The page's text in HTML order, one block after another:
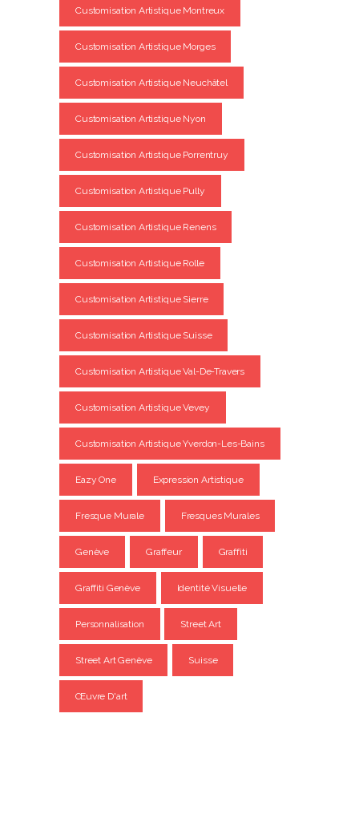
Customisation Artistique Montreux
Customisation Artistique Morges
Customisation Artistique Neuchâtel
Customisation Artistique Nyon
Customisation Artistique Porrentruy
Customisation Artistique Pully
Customisation Artistique Renens
Customisation Artistique Rolle
Customisation Artistique Sierre
Customisation Artistique Suisse
Customisation Artistique Val-De-Travers
Customisation Artistique Vevey
Customisation Artistique Yverdon-Les-Bains
Eazy One Expression Artistique
Fresque Murale Fresques Murales
Genève Graffeur Graffiti
Graffiti Genève Identité Visuelle
Personnalisation Street Art
Street Art Genève Suisse
Œuvre D'art